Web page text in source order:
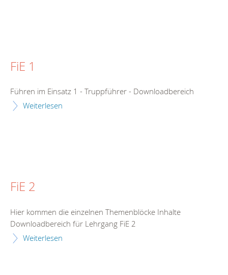
FiE 1
Führen im Einsatz 1 - Truppführer - Downloadbereich
Weiterlesen
FiE 2
Hier kommen die einzelnen Themenblöcke Inhalte
Downloadbereich für Lehrgang FiE 2
Weiterlesen